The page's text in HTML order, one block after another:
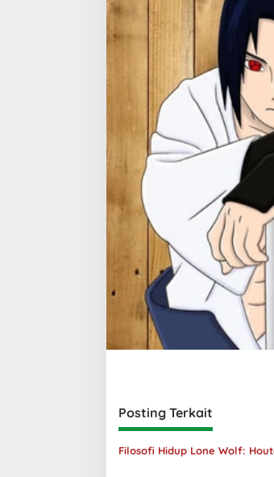
Posting Terkait
Filosofi Hidup Lone Wolf: